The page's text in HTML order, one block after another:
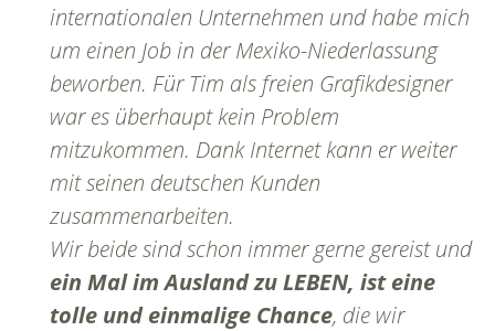
internationalen Unternehmen und habe mich
um einen Job in der Mexiko-Niederlassung
beworben. Für Tim als freien Grafikdesigner
war es überhaupt kein Problem
mitzukommen. Dank Internet kann er weiter
mit seinen deutschen Kunden
zusammenarbeiten.
Wir beide sind schon immer gerne gereist und
ein Mal im Ausland zu LEBEN, ist eine
tolle und einmalige Chance, die wir